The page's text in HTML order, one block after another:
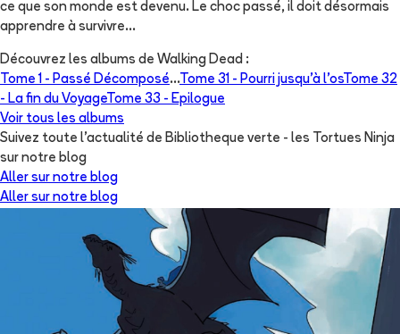
ce que son monde est devenu. Le choc passé, il doit désormais
apprendre à survivre...
Découvrez les albums de Walking Dead :
Tome 1 - Passé Décomposé...Tome 31 - Pourri jusqu'à l'osTome 32
- La fin du VoyageTome 33 - Epilogue
Voir tous les albums
Suivez toute l'actualité de Bibliotheque verte - les Tortues Ninja
sur notre blog
Aller sur notre blog
Aller sur notre blog